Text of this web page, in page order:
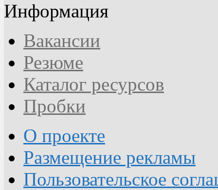
Информация
Вакансии
Резюме
Каталог ресурсов
Пробки
О проекте
Размещение рекламы
Пользовательское